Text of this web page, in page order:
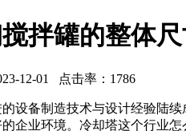
拌罐的整体
12-01 点击率：1786
备制造技术与设计经验陆续
企业环境。冷却塔这个行业